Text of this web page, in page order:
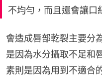
不均勻，而且還會讓口
會造成唇部乾裂主要分
是因為水分攝取不足和
素則是因為用到不適合